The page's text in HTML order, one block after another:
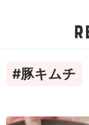
#豚キムチ